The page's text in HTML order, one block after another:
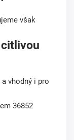
však
vhodný i pro